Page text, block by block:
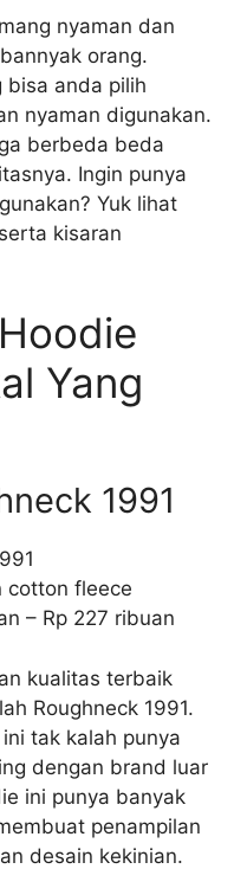
nyaman dan
orang.
bisa anda pilih
nyaman digunakan.
berbeda beda
Ingin punya
Yuk lihat
kisaran
Yang
1991
cotton fleece
– Rp 227 ribuan
kualitas terbaik
Roughneck 1991.
tak kalah punya
dengan brand luar
ini punya banyak
penampilan
desain kekinian.